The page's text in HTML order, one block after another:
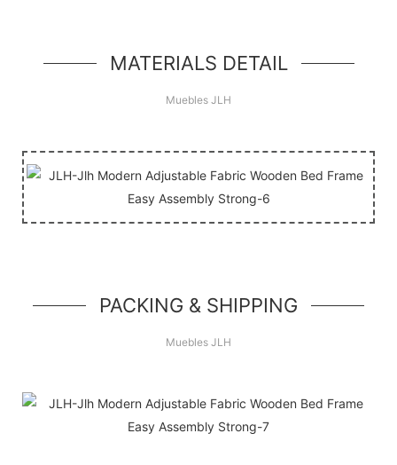
MATERIALS DETAIL
Muebles JLH
PACKING & SHIPPING
Muebles JLH